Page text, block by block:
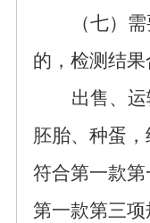
（七）
的，检测结果
出售、运
胚胎、种蛋
符合第一款
第一款第三